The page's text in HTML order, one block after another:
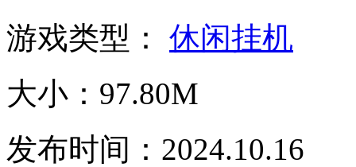
游戏类型： 休闲挂机
大小：97.80M
发布时间：2024.10.16